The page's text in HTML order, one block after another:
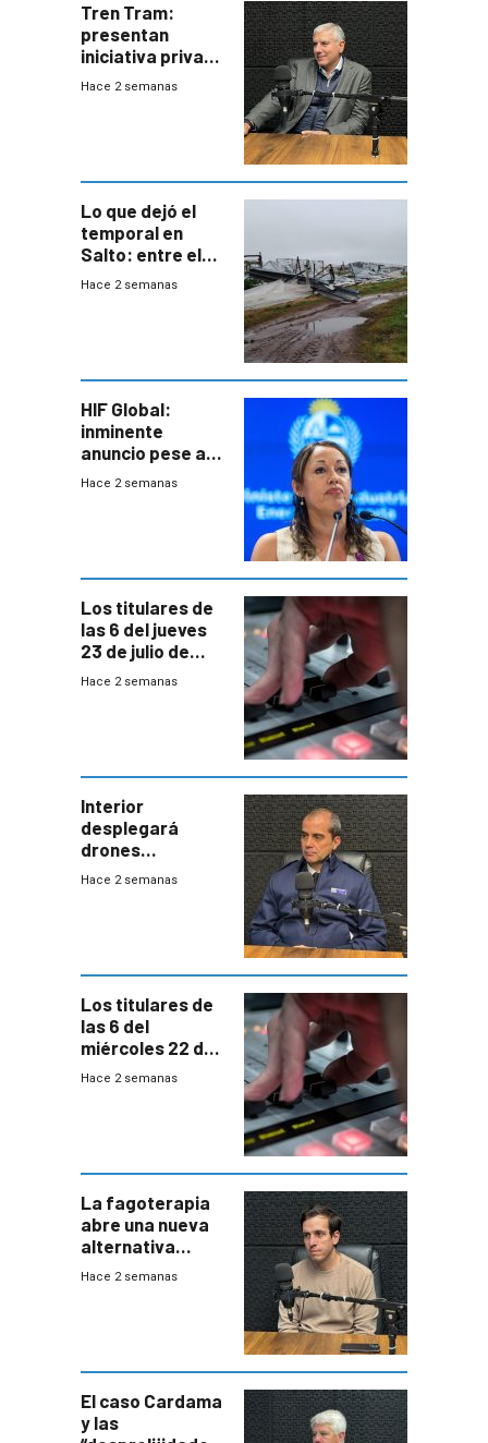
Tren Tram:
presentan
iniciativa privada
para una red de
Hace 2 semanas
Lo que dejó el
temporal en
Salto: entre el
impacto
Hace 2 semanas
HIF Global:
inminente
anuncio pese a
declaración de
gobierno
Hace 2 semanas
Los titulares de
las 6 del jueves
23 de julio de
2026
Hace 2 semanas
Interior
desplegará
drones
autónomos para
Hace 2 semanas
Los titulares de
las 6 del
miércoles 22 de
julio de 2026
Hace 2 semanas
La fagoterapia
abre una nueva
alternativa
contra bacterias
innovadora
Hace 2 semanas
El caso Cardama
y las